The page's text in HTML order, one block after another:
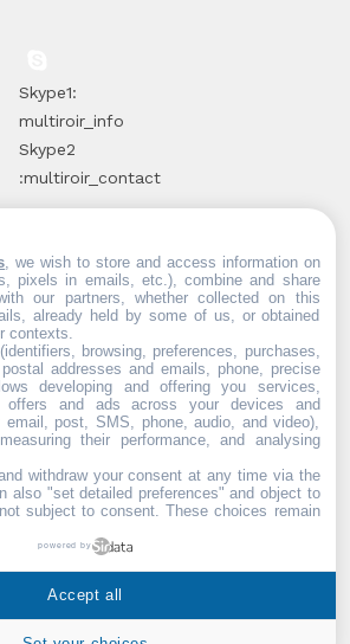
Skype1:
multiroir_info
Skype2
:multiroir_contact
10, route de
Brie-Comte-
Robert
94520 Périgny-
sur-Yerres
web : Mdose
© 2026. Tous droits
, we wish to store and access information on
pixels in emails, etc.), combine and share
our partners, whether collected on this
already held by some of us, or obtained
contexts.
browsing, preferences, purchases,
addresses and emails, phone, precise
developing and offering you services,
offers and ads across your devices and
post, SMS, phone, audio, and video),
their performance, and analysing
withdraw your consent at any time via the
also "set detailed preferences" and object to
subject to consent. These choices remain
powered by
Accept all